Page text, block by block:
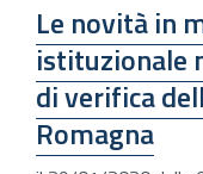
Le novità in
istituzionale
di verifica
Romagna